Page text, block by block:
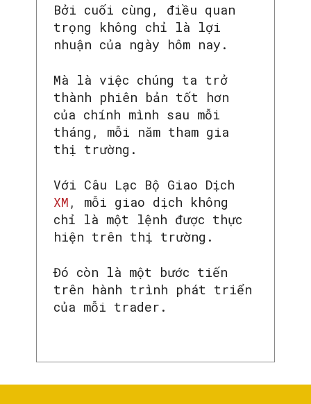
Bởi cuối cùng, điều quan
trọng không chỉ là lợi
nhuận của ngày hôm nay.
Mà là việc chúng ta trở
thành phiên bản tốt hơn
của chính mình sau mỗi
tháng, mỗi năm tham gia
thị trường.
Với Câu Lạc Bộ Giao Dịch
XM , mỗi giao dịch không
chỉ là một lệnh được thực
hiện trên thị trường.
Đó còn là một bước tiến
trên hành trình phát triển
của mỗi trader.